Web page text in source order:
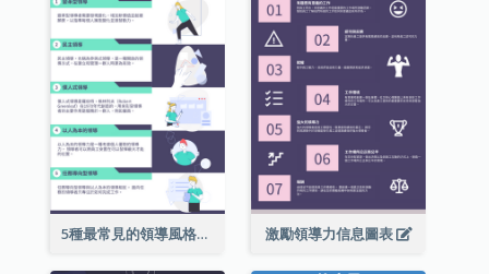
5種最常見的領導風格信息圖表 激勵領導力信息圖表